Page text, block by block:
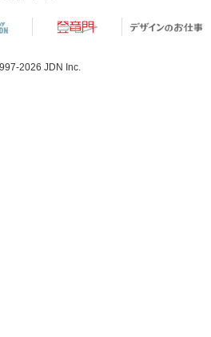
2026 JDN Inc.